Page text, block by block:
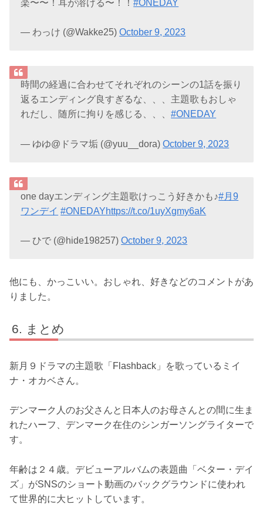
楽〜〜！耳が溶ける〜！！#ONEDAY
— わっけ (@Wakke25)October 9, 2023
時間の経過に合わせてそれぞれのシーンの1話を振り
返るエンディング良すぎるな、、、主題歌もおしゃ
れだし、随所に拘りを感じる、、、#ONEDAY
— ゆゆ@ドラマ垢 (@yuu__dora)October 9, 2023
one dayエンディング主題歌けっこう好きかも♪#月9
ワンデイ #ONEDAYhttps://t.co/1uyXgmy6aK
— ひで (@hide198257)October 9, 2023
他にも、かっこいい。おしゃれ、好きなどのコメントがあ
りました。
まとめ
新月９ドラマの主題歌「Flashback」を歌っているミイ
ナ・オカベさん。
デンマーク人のお父さんと日本人のお母さんとの間に生ま
れたハーフ、デンマーク在住のシンガーソングライターで
す。
年齢は２４歳。デビューアルバムの表題曲「ベター・デイ
ズ」がSNSのショート動画のバックグラウンドに使われ
て世界的に大ヒットしています。